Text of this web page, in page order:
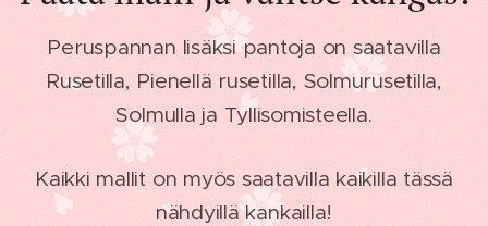
Peruspannan lisäksi pantoja on saatavilla
Rusetilla, Pienellä rusetilla, Solmurusetilla,
Solmulla ja Tyllisomisteella.
Kaikki mallit on myös saatavilla kaikilla tässä
nähdyillä kankailla!